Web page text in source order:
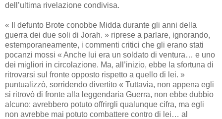
dell’ultima rivelazione condivisa.
« Il defunto Brote conobbe Midda durante gli anni della
guerra dei due soli di Jorah. » riprese a parlare, ignorando,
estemporaneamente, i commenti critici che gli erano stati
pocanzi mossi « Anche lui era un soldato di ventura… e uno
dei migliori in circolazione. Ma, all’inizio, ebbe la sfortuna di
ritrovarsi sul fronte opposto rispetto a quello di lei. »
puntualizzò, sorridendo divertito « Tuttavia, non appena egli
si ritrovò di fronte alla leggendaria Guerra, non ebbe dubbio
alcuno: avrebbero potuto offrirgli qualunque cifra, ma egli
non avrebbe mai potuto combattere contro di lei… al